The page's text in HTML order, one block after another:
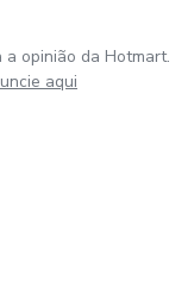
opinião da Hotmart.
aqui